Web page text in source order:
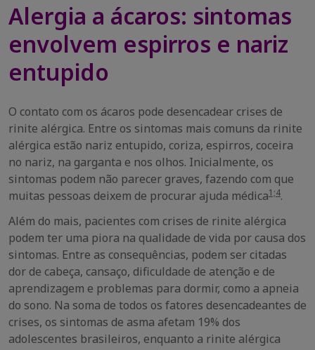
Alergia a ácaros: sintomas
envolvem espirros e nariz
entupido
O contato com os ácaros pode desencadear crises de
rinite alérgica. Entre os sintomas mais comuns da rinite
alérgica estão nariz entupido, coriza, espirros, coceira
no nariz, na garganta e nos olhos. Inicialmente, os
sintomas podem não parecer graves, fazendo com que
muitas pessoas deixem de procurar ajuda médica1;4.
Além do mais, pacientes com crises de rinite alérgica
podem ter uma piora na qualidade de vida por causa dos
sintomas. Entre as consequências, podem ser citadas
dor de cabeça, cansaço, dificuldade de atenção e de
aprendizagem e problemas para dormir, como a apneia
do sono. Na soma de todos os fatores desencadeantes de
crises, os sintomas de asma afetam 19% dos
adolescentes brasileiros, enquanto a rinite alérgica